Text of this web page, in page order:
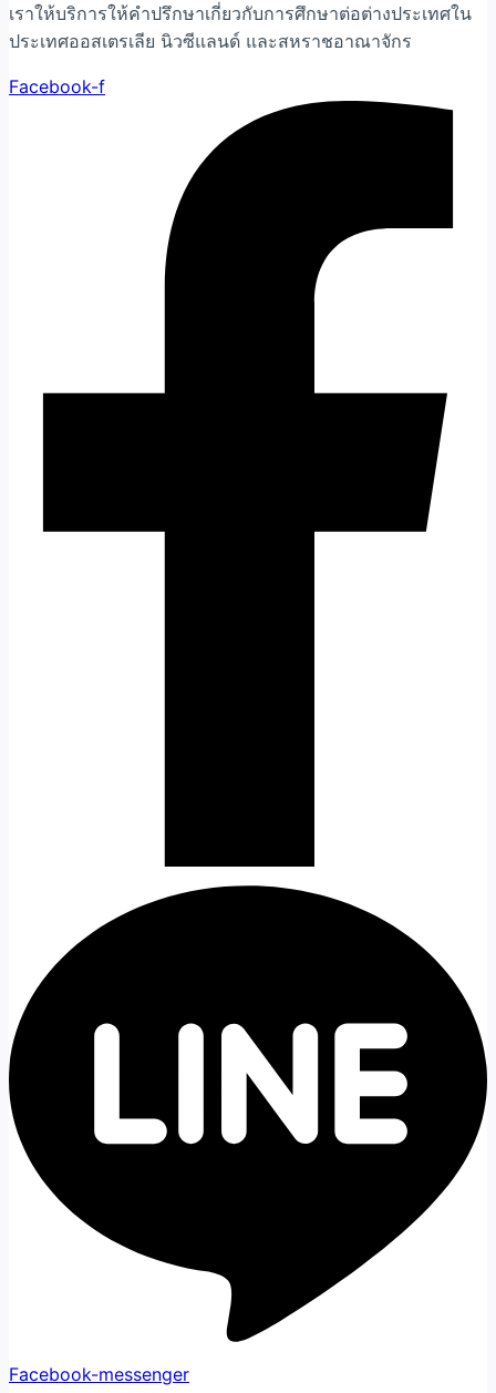
เราให้บริการให้คำปรึกษาเกี่ยวกับการศึกษาต่อต่างประเทศใน
ประเทศออสเตรเลีย นิวซีแลนด์ และสหราชอาณาจักร
Facebook-f
Facebook-messenger